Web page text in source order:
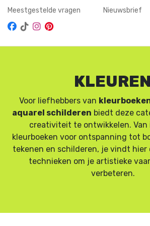
Meestgestelde vragen Nieuwsbrief
KLEUREN
Voor liefhebbers van
aquarel schilderen biedt deze
creativiteit te ontwikkelen. Van
kleurboeken voor ontspanning tot
tekenen en schilderen, je vindt hier
technieken om je artistieke
verbeteren.